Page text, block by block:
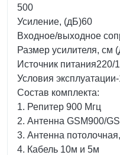
500
Усиление, (дБ)60
Входное/выходное
Размер усилителя, см
Источник питания220/
Условия
Состав комплекта:
1. Репитер 900 Мгц
2. Антенна GSM900/
3. Антенна
4. Кабель 10м и 5м